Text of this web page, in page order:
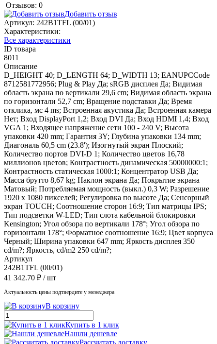
Отзывов: 0
Добавить отзыв
Артикул: 242B1TFL (00/01)
Характеристики:
Все характеристики
ID товара
8011
Описание
D_HEIGHT 40; D_LENGTH 64; D_WIDTH 13; EANUPCCode
8712581772956; Plug & Play Да; sRGB дисплея Да; Видимая
область экрана по вертикали 29,6 cm; Видимая область экрана
по горизонтали 52,7 cm; Вращение подставки Да; Время
отклика, мс 4 ms; Встроенная акустика Да; Встроенная камера
Нет; Вход DisplayPort 1,2; Вход DVI Да; Вход HDMI 1,4; Вход
VGA 1; Входящее напряжение сети 100 - 240 V; Высота
упаковки 420 mm; Гарантия 3Y; Глубина упаковки 134 mm;
Диагональ 60,5 cm (23.8'); Изогнутый экран Плоский;
Количество портов DVI-D 1; Количество цветов 16,78
миллионов цветов; Контрастность динамическая 50000000:1;
Контрастность статическая 1000:1; Концентратор USB Да;
Масса брутто 8,67 kg; Наклон экрана Да; Покрытие экрана
Матовый; Потребляемая мощность (выкл.) 0,3 W; Разрешение
1920 x 1080 пикселей; Регулировка по высоте Да; Сенсорный
экран TOUCH; Соотношение сторон 16:9; Тип матрицы IPS;
Тип подсветки W-LED; Тип слота кабельной блокировки
Kensington; Угол обзора по вертикали 178°; Угол обзора по
горизонтали 178°; Форматное соотношение 16:9; Цвет корпуса
Черный; Ширина упаковки 647 mm; Яркость дисплея 350
cd/m?; Яркость, cd/m2 250 cd/m?;
Артикул
242B1TFL (00/01)
41 342.70 ₽ / шт
Актуальность цены подтвердите у менеджера
В корзину
Купить в 1 клик
Нашли дешевле
Рассчитать доставку